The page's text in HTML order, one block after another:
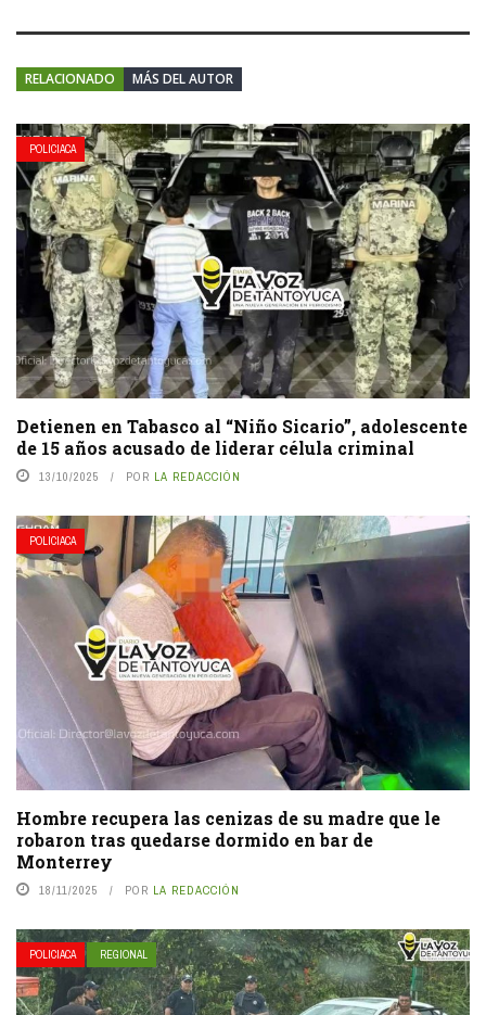
RELACIONADO MÁS DEL AUTOR
POLICIACA
Detienen en Tabasco al “Niño Sicario”, adolescente
de 15 años acusado de liderar célula criminal
13/10/2025 POR LA REDACCIÓN
POLICIACA
Hombre recupera las cenizas de su madre que le
robaron tras quedarse dormido en bar de
Monterrey
18/11/2025 POR LA REDACCIÓN
POLICIACA REGIONAL